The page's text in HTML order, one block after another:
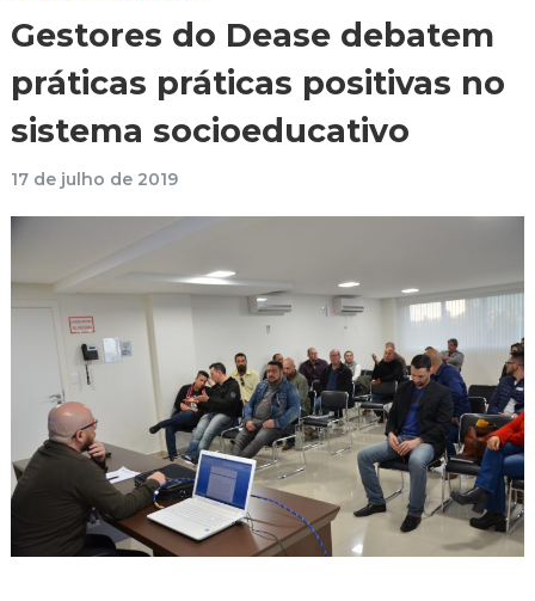
Gestores do Dease debatem
práticas práticas positivas no
sistema socioeducativo
17 de julho de 2019